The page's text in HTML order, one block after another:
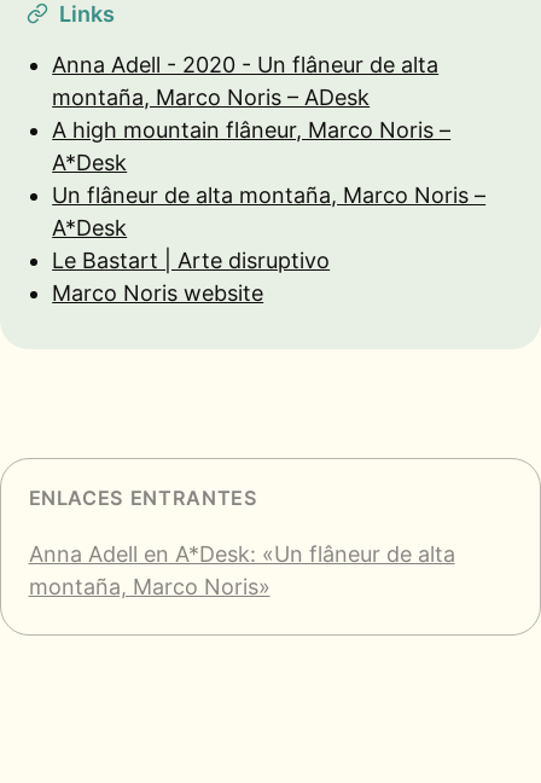
Links
Anna Adell - 2020 - Un flâneur de alta
montaña, Marco Noris – ADesk
A high mountain flâneur, Marco Noris –
A*Desk
Un flâneur de alta montaña, Marco Noris –
A*Desk
Le Bastart | Arte disruptivo
Marco Noris website
ENLACES ENTRANTES
Anna Adell en A*Desk: «Un flâneur de alta
montaña, Marco Noris»